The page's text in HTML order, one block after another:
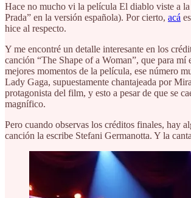
Hace no mucho vi la película El diablo viste a
Prada” en la versión española). Por cierto, acá
hice al respecto.
Y me encontré un detalle interesante en los
canción “The Shape of a Woman”, que para mí
mejores momentos de la película, ese número
Lady Gaga, supuestamente chantajeada por
protagonista del film, y esto a pesar de que se
magnífico.
Pero cuando observas los créditos finales, hay
canción la escribe Stefani Germanotta. Y la